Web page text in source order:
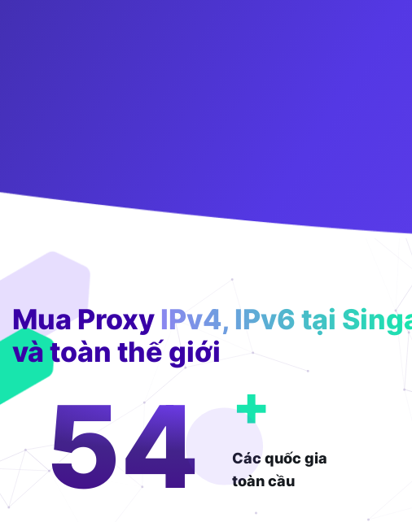
Mua Proxy IPv4, IPv6 tại
và toàn thế giới
126 +
Các quốc gia
toàn cầu